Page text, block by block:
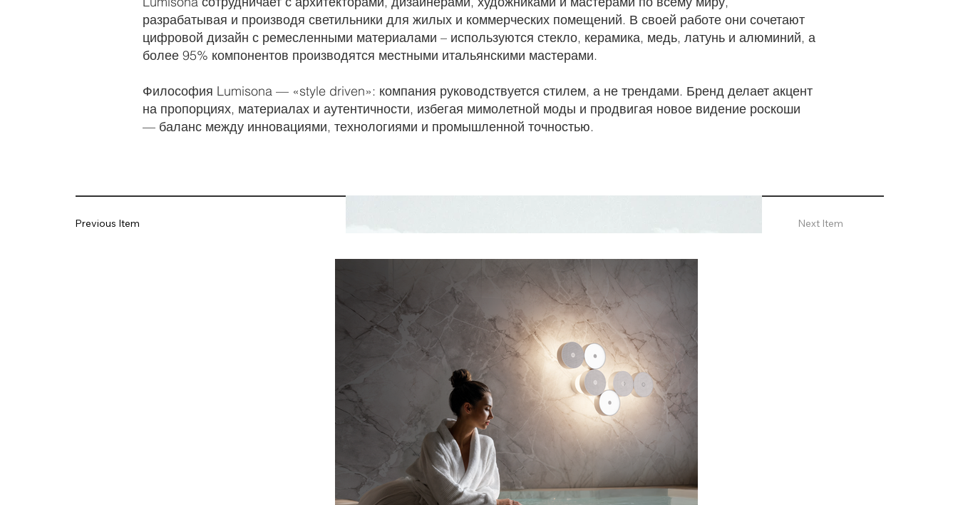
разрабатывая и производя светильники для жилых и коммерческих помещений. В своей работе они сочетают
цифровой дизайн с ремесленными материалами – используются стекло, керамика, медь, латунь и алюминий, а
более 95% компонентов производятся местными итальянскими мастерами.
Философия Lumisona — «style driven»: компания руководствуется стилем, а не трендами. Бренд делает акцент
на пропорциях, материалах и аутентичности, избегая мимолетной моды и продвигая новое видение роскоши
— баланс между инновациями, технологиями и промышленной точностью.
Previous Item Next Item